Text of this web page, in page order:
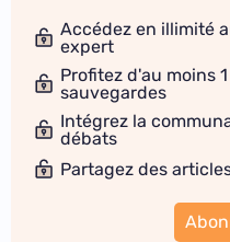
Accédez en illimité
expert
Profitez d'au moins
sauvegardes
Intégrez la
débats
Partagez des